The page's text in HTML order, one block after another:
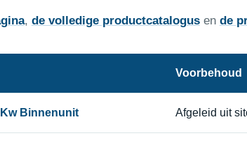
, de volledige productcatalogusen de
Voorbehoud
Binnenunit Afgeleid uit